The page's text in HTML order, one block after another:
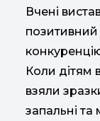
Вчені
позитивний
Коли дітям
взяли
запальні та